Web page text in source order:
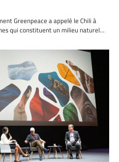
Greenpeace a appelé le Chili à
qui constituent un milieu naturel…